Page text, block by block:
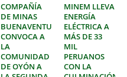
COMPAÑÍA
DE MINAS
BUENAVENTURA
CONVOCA A
LA
COMUNIDAD
DE OYÓN A
MINEM LLEVA
ENERGÍA
ELÉCTRICA A
MÁS DE 33
MIL
PERUANOS
CON LA